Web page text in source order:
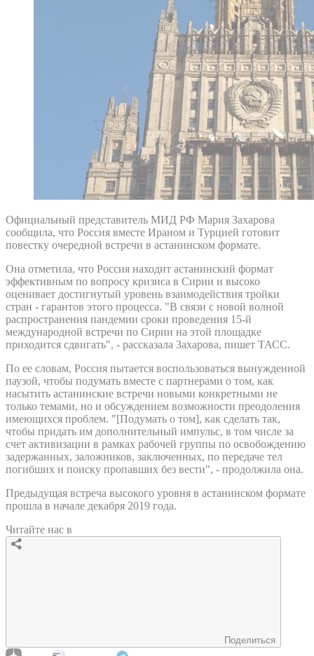
Официальный представитель МИД РФ Мария Захарова
сообщила, что Россия вместе Ираном и Турцией готовит
повестку очередной встречи в астанинском формате.
Она отметила, что Россия находит астанинский формат
эффективным по вопросу кризиса в Сирии и высоко
оценивает достигнутый уровень взаимодействия тройки
стран - гарантов этого процесса. "В связи с новой волной
распространения пандемии сроки проведения 15-й
международной встречи по Сирии на этой площадке
приходится сдвигать", - рассказала Захарова, пишет ТАСС.
По ее словам, Россия пытается воспользоваться вынужденной
паузой, чтобы подумать вместе с партнерами о том, как
насытить астанинские встречи новыми конкретными не
только темами, но и обсуждением возможности преодоления
имеющихся проблем. "[Подумать о том], как сделать так,
чтобы придать им дополнительный импульс, в том числе за
счет активизации в рамках рабочей группы по освобождению
задержанных, заложников, заключенных, по передаче тел
погибших и поиску пропавших без вести", - продолжила она.
Предыдущая встреча высокого уровня в астанинском формате
прошла в начале декабря 2019 года.
Читайте нас в
Поделиться